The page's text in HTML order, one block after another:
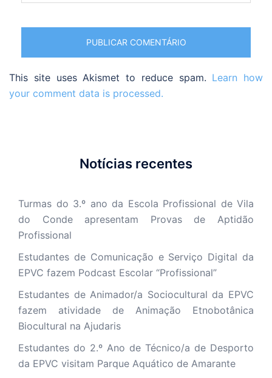
This site uses Akismet to reduce spam. Learn how
your comment data is processed.
Notícias recentes
Turmas do 3.º ano da Escola Profissional de Vila
do Conde apresentam Provas de Aptidão
Profissional
Estudantes de Comunicação e Serviço Digital da
EPVC fazem Podcast Escolar “Profissional”
Estudantes de Animador/a Sociocultural da EPVC
fazem atividade de Animação Etnobotânica
Biocultural na Ajudaris
Estudantes do 2.º Ano de Técnico/a de Desporto
da EPVC visitam Parque Aquático de Amarante